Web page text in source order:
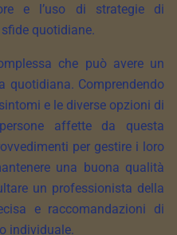
e l’uso di strategie di
quotidiane.
che può avere un
Comprendendo
e le diverse opzioni di
affette da questa
per gestire i loro
una buona qualità
un professionista della
e raccomandazioni di
individuale.